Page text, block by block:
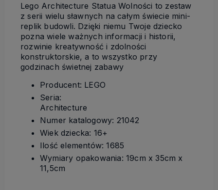
Lego Architecture Statua Wolności to zestaw
z serii wielu sławnych na całym świecie mini-
replik budowli. Dzięki niemu Twoje dziecko
pozna wiele ważnych informacji i historii,
rozwinie kreatywność i zdolności
konstruktorskie, a to wszystko przy
godzinach świetnej zabawy
Producent: LEGO
Seria:
Architecture
Numer katalogowy: 21042
Wiek dziecka: 16+
Ilość elementów: 1685
Wymiary opakowania: 19cm x 35cm x
11,5cm